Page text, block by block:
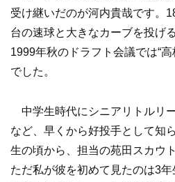
受け継いだのが河内貴哉です。
台の速球と大きなカーブを投げ
1999年秋のドラフト会議では“
でした。
中学生時代にシニアリトルリ
など、早くから好投手として知
生の頃から、担当の苑田スカウ
ただ私が彼を初めて見たのは3